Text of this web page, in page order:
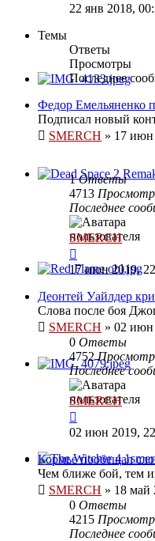
22 янв 2018,
Темы
Ответы
Просмотры
Последнее
Федор Емельяненко
Подписал новый
SMERCH » 17 июн
1Ответы
4713
Последнее
SMERCH
17 июн 2019,
Деонтей Уайлдер
Слова после боя
SMERCH » 02 июн
0 Ответы
4752
Последнее
SMERCH
02 июн 2019,
Кормье пообещал
Чем ближе бой, тем
SMERCH » 18 май
0 Ответы
4215
Последнее